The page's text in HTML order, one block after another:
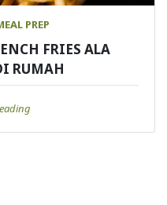
PREP
FRIES ALA
RUMAH